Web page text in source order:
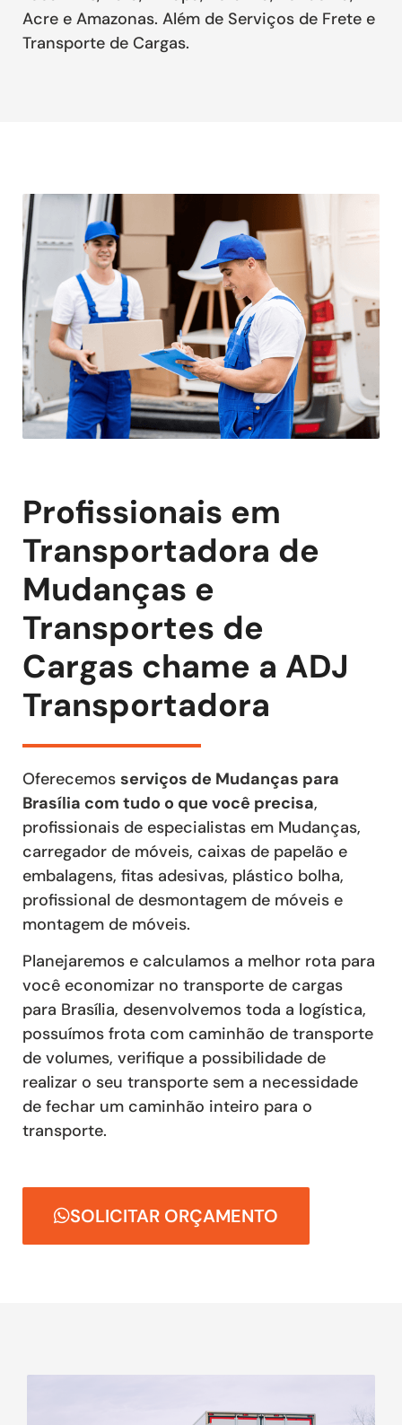
Acre e Amazonas. Além de Serviços de Frete e
Transporte de Cargas.
Profissionais em
Transportadora de
Mudanças e
Transportes de
Cargas chame a ADJ
Transportadora
Oferecemos serviços de Mudanças para
Brasília com tudo o que você precisa,
profissionais de especialistas em Mudanças,
carregador de móveis, caixas de papelão e
embalagens, fitas adesivas, plástico bolha,
profissional de desmontagem de móveis e
montagem de móveis.
Planejaremos e calculamos a melhor rota para
você economizar no transporte de cargas
para Brasília, desenvolvemos toda a logística,
possuímos frota com caminhão de transporte
de volumes, verifique a possibilidade de
realizar o seu transporte sem a necessidade
de fechar um caminhão inteiro para o
transporte.
SOLICITAR ORÇAMENTO